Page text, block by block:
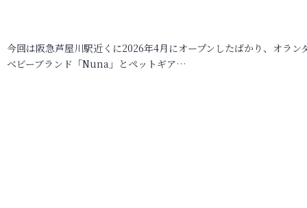
今回は阪急芦屋川駅近くに2026年4月にオープンしたばかり、オラン
ベビーブランド「Nuna」とペットギア…